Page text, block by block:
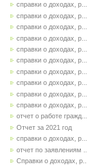
справки о доходах, р...
справки о доходах, р...
справки о доходах, р...
справки о доходах, р...
справки о доходах, р...
справки о доходах, р...
справки о доходах, р...
справки о доходах, р...
справки о доходах, р...
справки о доходах, р...
отчет о работе гражд...
Отчет за 2021 год
справки о доходах, р...
отчет по заявлениям ...
Справки о доходах, р...